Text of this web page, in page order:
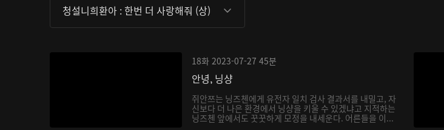
청설니희환아 : 한번 더 사랑해줘 (상)
18화 2023-07-27 45분
안녕, 닝샹
쥐안쯔는 닝즈첸에게 유전자 일치 검사 결과서를 내밀고, 자
신보다 더 나은 환경에서 닝샹을 키울 수 있겠냐고 지적하는
닝즈첸 앞에서도 꿋꿋하게 모정을 내세운다. 어른들을 이...